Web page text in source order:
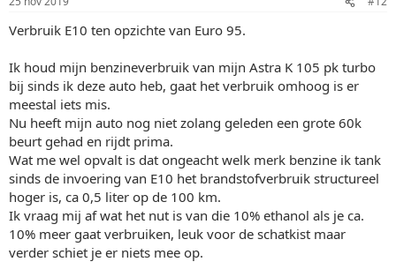
Verbruik E10 ten opzichte van Euro 95.
Ik houd mijn benzineverbruik van mijn Astra K 105 pk turbo
bij sinds ik deze auto heb, gaat het verbruik omhoog is er
meestal iets mis.
Nu heeft mijn auto nog niet zolang geleden een grote 60k
beurt gehad en rijdt prima.
Wat me wel opvalt is dat ongeacht welk merk benzine ik tank
sinds de invoering van E10 het brandstofverbruik structureel
hoger is, ca 0,5 liter op de 100 km.
Ik vraag mij af wat het nut is van die 10% ethanol als je ca.
10% meer gaat verbruiken, leuk voor de schatkist maar
verder schiet je er niets mee op.